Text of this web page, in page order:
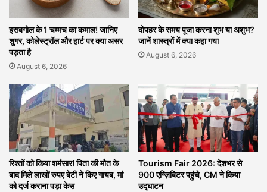
इसबगोल के 1 चम्मच का कमाल! जानिए
शुगर, कोलेस्ट्रॉल और हार्ट पर क्या असर
पड़ता है
August 6, 2026
दोपहर के समय पूजा करना शुभ या अशुभ?
जानें शास्त्रों में क्या कहा गया
August 6, 2026
रिश्तों को किया शर्मसार! पिता की मौत के
बाद मिले लाखों रुपए बेटी ने किए गायब, मां
को दर्ज कराना पड़ा केस
Tourism Fair 2026: देशभर से
900 एग्ज़िबिटर पहुंचे, CM ने किया
उद्घाटन